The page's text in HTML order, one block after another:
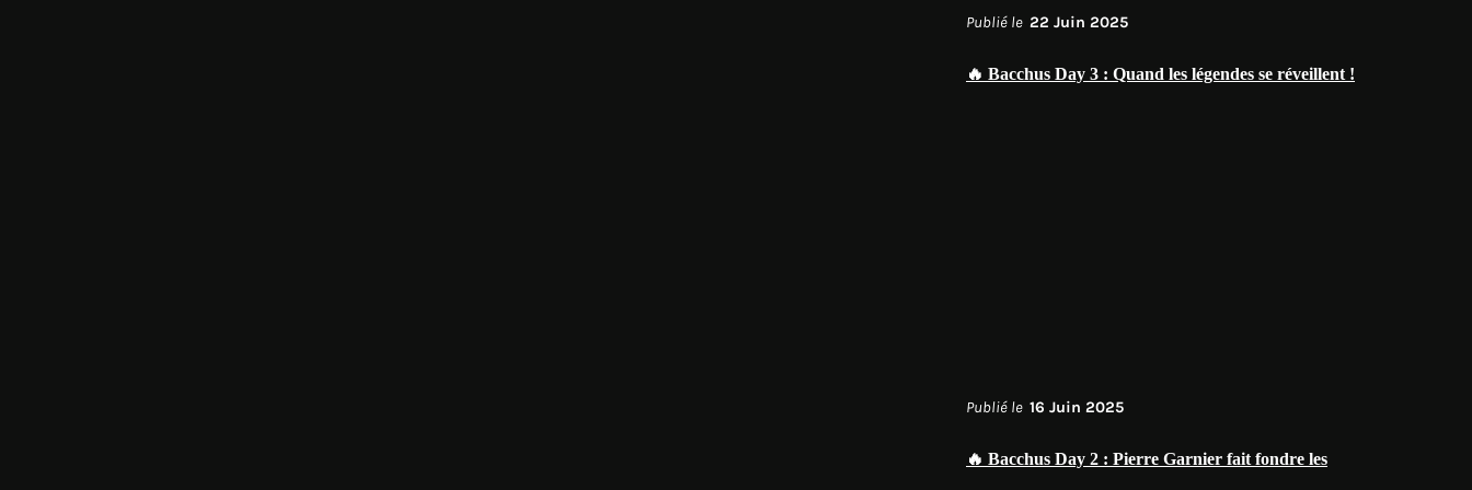
Publié le 22 Juin 2025
🔥 Bacchus Day 3 : Quand les légendes se réveillent !
Publié le 16 Juin 2025
🔥 Bacchus Day 2 : Pierre Garnier fait fondre les